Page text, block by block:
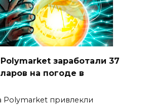
заработали 37
на погоде в
Polymarket привлекли